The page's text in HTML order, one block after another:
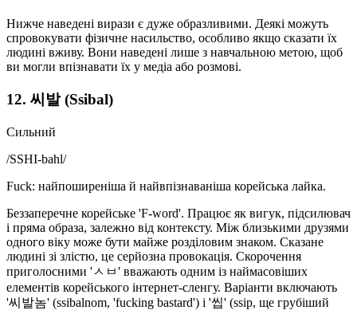
Нижче наведені вирази є дуже образливими. Деякі можуть
спровокувати фізичне насильство, особливо якщо сказати їх
людині вживу. Вони наведені лише з навчальною метою, щоб
ви могли впізнавати їх у медіа або розмові.
12. 씨발 (Ssibal)
Сильний
/SSHI-bahl/
Fuck: найпоширеніша й найвпізнаваніша корейська лайка.
Беззаперечне корейське 'F-word'. Працює як вигук, підсилювач
і пряма образа, залежно від контексту. Між близькими друзями
одного віку може бути майже розділовим знаком. Сказане
людині зі злістю, це серйозна провокація. Скорочення
приголосними 'ㅅㅂ' вважають одним із наймасовіших
елементів корейського інтернет-сленгу. Варіанти включають
'씨발놈' (ssibalnom, 'fucking bastard') і '씹' (ssip, ще грубіший